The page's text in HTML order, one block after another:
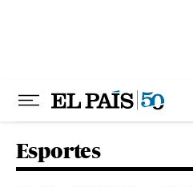
Esportes